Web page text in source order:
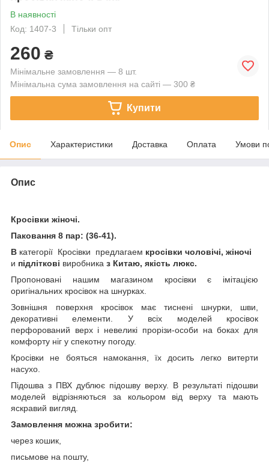
В наявності
Код: 1407-3
Тільки опт
260 ₴
Мінімальне замовлення — 8 шт.
Мінімальна сума замовлення на сайті — 300 ₴
Купити
Опис Характеристики Доставка Оплата Умови
Опис
Кросівки жіночі.
Паковання 8 пар: (36-41).
В категорії Кросівки предлагаем кросівки чоловічі, жіночі
и підліткові виробника з Китаю, якість люкс.
Пропоновані нашим магазином кросівки є імітацією
оригінальних кросівок на шнурках.
Зовнішня поверхня кросівок має тиснені шнурки, шви,
декоративні елементи. У всіх моделей кросівок
перфорований верх і невеликі прорізи-особи на боках для
комфорту ніг у спекотну погоду.
Кросівки не бояться намокання, їх досить легко витерти
насухо.
Підошва з ПВХ дублює підошву верху. В результаті підошви
моделей відрізняються за кольором від верху та мають
яскравий вигляд.
Замовлення можна зробити:
через кошик,
письмове на пошту,